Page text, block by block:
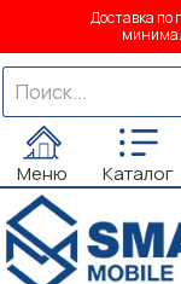
Доставка по
Меню Каталог